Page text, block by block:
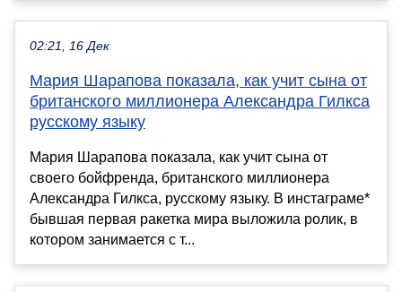
02:21, 16 Дек
Мария Шарапова показала, как учит сына от
британского миллионера Александра Гилкса
русскому языку
Мария Шарапова показала, как учит сына от
своего бойфренда, британского миллионера
Александра Гилкса, русскому языку. В инстаграме*
бывшая первая ракетка мира выложила ролик, в
котором занимается с т...